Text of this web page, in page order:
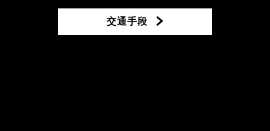
交通手段